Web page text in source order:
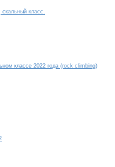
класс.
классе 2022 года (rock climbing)